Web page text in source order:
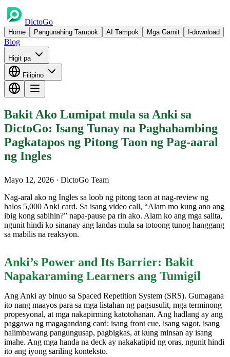
DictoGo
Home Pangunahing Tampok AI Tampok Mga Gamit I-download
Blog
Higit pa
Filipino
Bakit Ako Lumipat mula sa Anki sa
DictoGo: Isang Tunay na Paghahambing
Pagkatapos ng Pitong Taon ng Pag-aaral
ng Ingles
Mayo 12, 2026 · DictoGo Team
Nag-aral ako ng Ingles sa loob ng pitong taon at nag-review ng
halos 5,000 Anki card. Sa isang video call, “Alam mo kung ano ang
ibig kong sabihin?” napa-pause pa rin ako. Alam ko ang mga salita,
ngunit hindi ko sinanay ang landas mula sa totoong tunog hanggang
sa mabilis na reaksyon.
Anki’s Power and Its Barrier: Bakit
Napakaraming Learners ang Tumigil
Ang Anki ay binuo sa Spaced Repetition System (SRS). Gumagana
ito nang maayos para sa mga listahan ng pagsusulit, mga terminong
propesyonal, at mga nakapirming katotohanan. Ang hadlang ay ang
paggawa ng magagandang card: isang front cue, isang sagot, isang
halimbawang pangungusap, pagbigkas, at kung minsan ay isang
imahe. Ang mga handa na deck ay nakakatipid ng oras, ngunit hindi
ito ang iyong sariling konteksto.